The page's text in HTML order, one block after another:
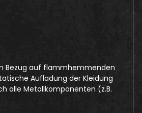
Bezug auf flammhemmenden
Aufladung der Kleidung
alle Metallkomponenten (z.B.